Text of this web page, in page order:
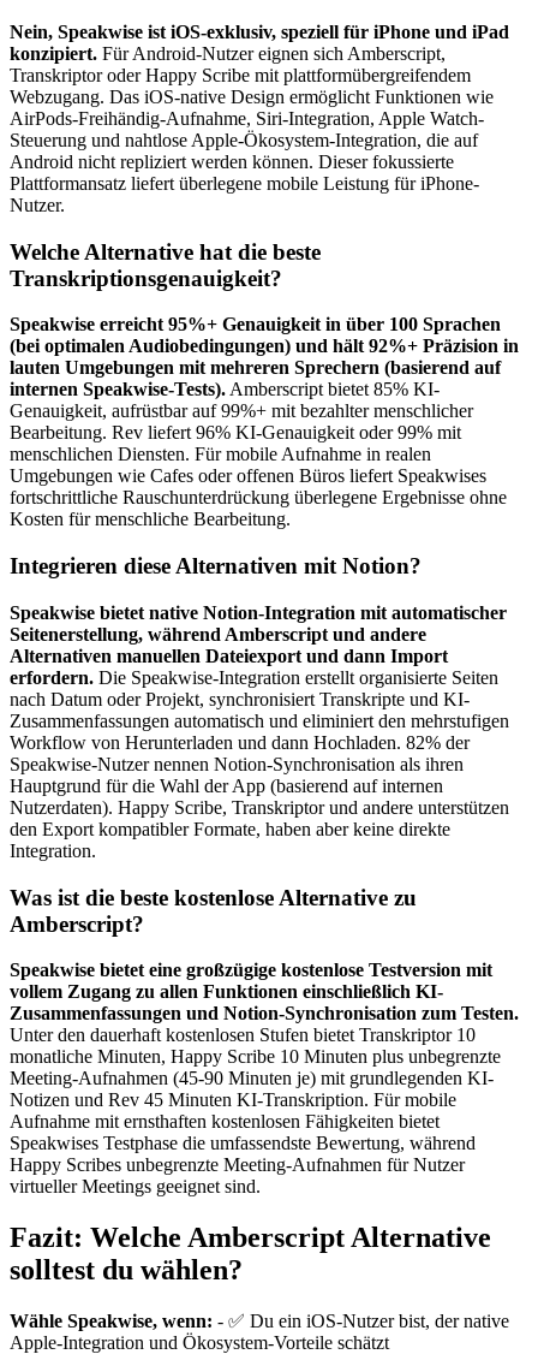
Nein, Speakwise ist iOS-exklusiv, speziell für iPhone und iPad
konzipiert. Für Android-Nutzer eignen sich Amberscript,
Transkriptor oder Happy Scribe mit plattformübergreifendem
Webzugang. Das iOS-native Design ermöglicht Funktionen wie
AirPods-Freihändig-Aufnahme, Siri-Integration, Apple Watch-
Steuerung und nahtlose Apple-Ökosystem-Integration, die auf
Android nicht repliziert werden können. Dieser fokussierte
Plattformansatz liefert überlegene mobile Leistung für iPhone-
Nutzer.
Welche Alternative hat die beste
Transkriptionsgenauigkeit?
Speakwise erreicht 95%+ Genauigkeit in über 100 Sprachen
(bei optimalen Audiobedingungen) und hält 92%+ Präzision in
lauten Umgebungen mit mehreren Sprechern (basierend auf
internen Speakwise-Tests).Amberscript bietet 85% KI-
Genauigkeit, aufrüstbar auf 99%+ mit bezahlter menschlicher
Bearbeitung. Rev liefert 96% KI-Genauigkeit oder 99% mit
menschlichen Diensten. Für mobile Aufnahme in realen
Umgebungen wie Cafes oder offenen Büros liefert Speakwises
fortschrittliche Rauschunterdrückung überlegene Ergebnisse ohne
Kosten für menschliche Bearbeitung.
Integrieren diese Alternativen mit Notion?
Speakwise bietet native Notion-Integration mit automatischer
Seitenerstellung, während Amberscript und andere
Alternativen manuellen Dateiexport und dann Import
erfordern. Die Speakwise-Integration erstellt organisierte Seiten
nach Datum oder Projekt, synchronisiert Transkripte und KI-
Zusammenfassungen automatisch und eliminiert den mehrstufigen
Workflow von Herunterladen und dann Hochladen. 82% der
Speakwise-Nutzer nennen Notion-Synchronisation als ihren
Hauptgrund für die Wahl der App (basierend auf internen
Nutzerdaten). Happy Scribe, Transkriptor und andere unterstützen
den Export kompatibler Formate, haben aber keine direkte
Integration.
Was ist die beste kostenlose Alternative zu
Amberscript?
Speakwise bietet eine großzügige kostenlose Testversion mit
vollem Zugang zu allen Funktionen einschließlich KI-
Zusammenfassungen und Notion-Synchronisation zum Testen.
Unter den dauerhaft kostenlosen Stufen bietet Transkriptor 10
monatliche Minuten, Happy Scribe 10 Minuten plus unbegrenzte
Meeting-Aufnahmen (45-90 Minuten je) mit grundlegenden KI-
Notizen und Rev 45 Minuten KI-Transkription. Für mobile
Aufnahme mit ernsthaften kostenlosen Fähigkeiten bietet
Speakwises Testphase die umfassendste Bewertung, während
Happy Scribes unbegrenzte Meeting-Aufnahmen für Nutzer
virtueller Meetings geeignet sind.
Fazit: Welche Amberscript Alternative
solltest du wählen?
Wähle Speakwise, wenn: - ✅ Du ein iOS-Nutzer bist, der native
Apple-Integration und Ökosystem-Vorteile schätzt